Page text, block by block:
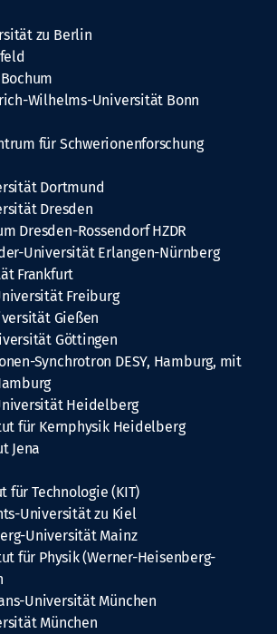
zu Berlin
Wilhelms-Universität Bonn
für Schwerionenforschung
Dortmund
Dresden
Dresden-Rossendorf HZDR
Universität Erlangen-Nürnberg
Frankfurt
Freiburg
Gießen
Göttingen
Synchrotron DESY, Hamburg, mit
Heidelberg
für Kernphysik Heidelberg
Jena
für Technologie (KIT)
Universität zu Kiel
Universität Mainz
für Physik (Werner-Heisenberg-
Universität München
München